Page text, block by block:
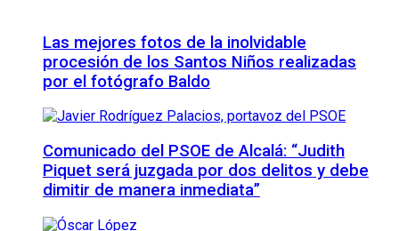
Las mejores fotos de la inolvidable
procesión de los Santos Niños realizadas
por el fotógrafo Baldo
Comunicado del PSOE de Alcalá: “Judith
Piquet será juzgada por dos delitos y debe
dimitir de manera inmediata”